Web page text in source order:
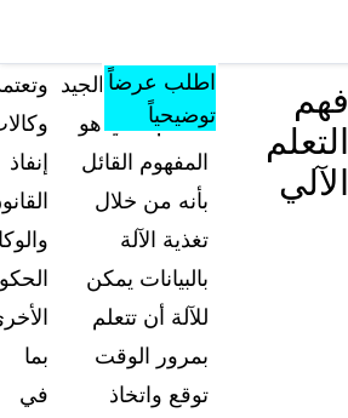
يقدمه الموقع من
أدوات ومواد
تعليمية ومعرفية
الأسئلة الشائعة
إجابات على أسئلتكم الأكثر شيوعاً حول "كيس
نصائح التعتيم، وأدلة الاستخدام، وأخبار القطاع
والفعالياتاطلب عرضاً
توضيحياً
فهم
التعلم
الآلي
إن التعريف الجيد
للتعلّم الآلي هو
المفهوم القائل
بأنه من خلال
تغذية الآلة
بالبيانات يمكن
للآلة أن تتعلم
بمرور الوقت
توقع واتخاذ
إنفاذ
بما
في